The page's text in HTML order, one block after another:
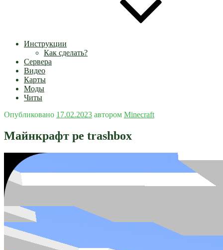
Инструкции
Как сделать?
Сервера
Видео
Карты
Моды
Читы
Опубликовано 17.02.2023 автором Minecraft
Майнкрафт pe trashbox